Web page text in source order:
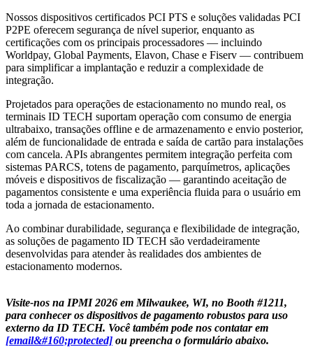
Nossos dispositivos certificados PCI PTS e soluções validadas PCI
P2PE oferecem segurança de nível superior, enquanto as
certificações com os principais processadores — incluindo
Worldpay, Global Payments, Elavon, Chase e Fiserv — contribuem
para simplificar a implantação e reduzir a complexidade de
integração.
Projetados para operações de estacionamento no mundo real, os
terminais ID TECH suportam operação com consumo de energia
ultrabaixo, transações offline e de armazenamento e envio posterior,
além de funcionalidade de entrada e saída de cartão para instalações
com cancela. APIs abrangentes permitem integração perfeita com
sistemas PARCS, totens de pagamento, parquímetros, aplicações
móveis e dispositivos de fiscalização — garantindo aceitação de
pagamentos consistente e uma experiência fluida para o usuário em
toda a jornada de estacionamento.
Ao combinar durabilidade, segurança e flexibilidade de integração,
as soluções de pagamento ID TECH são verdadeiramente
desenvolvidas para atender às realidades dos ambientes de
estacionamento modernos.
Visite-nos na IPMI 2026 em Milwaukee, WI, no Booth #1211,
para conhecer os dispositivos de pagamento robustos para uso
externo da ID TECH. Você também pode nos contatar em
[email&#160;protected] ou preencha o formulário abaixo.